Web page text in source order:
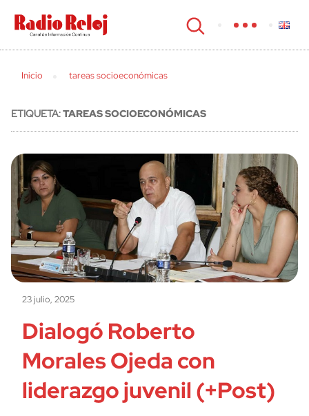
cerrar
Inicio tareas socioeconómicas
ETIQUETA:TAREAS SOCIOECONÓMICAS
23 julio, 2025
Dialogó Roberto
Morales Ojeda con
liderazgo juvenil (+Post)